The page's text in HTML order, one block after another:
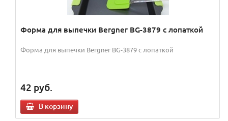
Форма для выпечки Bergner BG-3879 с лопаткой
Форма для выпечки Bergner BG-3879 с лопаткой
42 руб.
В корзину